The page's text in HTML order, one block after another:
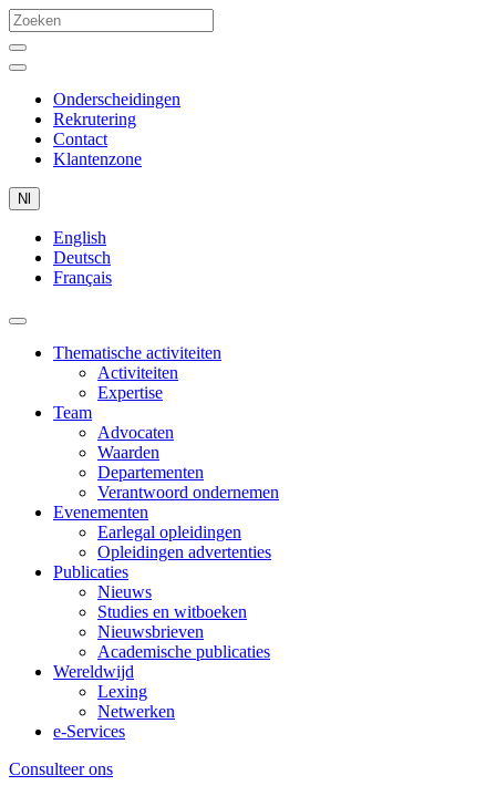
Onderscheidingen
Rekrutering
Contact
Klantenzone
Nl
English
Deutsch
Français
Thematische activiteiten
Activiteiten
Expertise
Team
Advocaten
Waarden
Departementen
Verantwoord ondernemen
Evenementen
Earlegal opleidingen
Opleidingen advertenties
Publicaties
Nieuws
Studies en witboeken
Nieuwsbrieven
Academische publicaties
Wereldwijd
Lexing
Netwerken
e-Services
Consulteer ons